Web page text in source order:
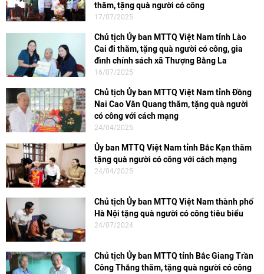
thăm, tặng quà người có công
17/07/2025
Chủ tịch Ủy ban MTTQ Việt Nam tỉnh Lào
Cai đi thăm, tặng quà người có công, gia
đình chính sách xã Thượng Bằng La
16/07/2025
Chủ tịch Ủy ban MTTQ Việt Nam tỉnh Đồng
Nai Cao Văn Quang thăm, tặng quà người
có công với cách mạng
24/04/2025
Ủy ban MTTQ Việt Nam tỉnh Bắc Kạn thăm
tặng quà người có công với cách mạng
24/04/2025
Chủ tịch Ủy ban MTTQ Việt Nam thành phố
Hà Nội tặng quà người có công tiêu biểu
24/07/2024
Chủ tịch Ủy ban MTTQ tỉnh Bắc Giang Trần
Công Thắng thăm, tặng quà người có công